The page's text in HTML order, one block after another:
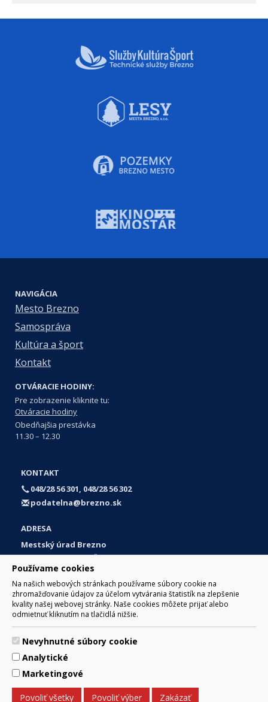
Používame cookies
Na našich webových stránkach používame súbory cookie na
zhromažďovanie údajov za účelom vytvárania štatistík na zlepšenie
kvality našej webovej stránky. Naše cookies môžete prijať alebo
odmietnuť kliknutím na tlačidlá nižšie.
Nevyhnutné súbory cookie
Analytické
Marketingové
Povoliť všetky Povoliť výber Zakázať
NAVIGÁCIA
Mesto Brezno
Samospráva
Kultúra a šport
Kontakt
OTVÁRACIE HODINY:
Pre zobrazenie kliknite tu:
Otváracie hodiny
Obedňajšia prestávka
11.30 – 12.30
KONTAKT
048/28 56 301, 048/28 56 302
podatelna@brezno.sk
ADRESA
Mestský úrad Brezno
Námestie gen. M. R. Štefánika 1
977 01 Brezno
Slovakia (Slovak Republic)
© 2017 Mesto Brezno, Námestie gen. M. R. Štefánika 1, Brezno
977 01 Tel.: 048/28 56 301, 048/28 56 302 Email:
Za obsah zodpovedá Mesto Brezno. Technický prevádzkovateľ:
Arrabella, s.r.o. , Pod Donátom 12/136 Žiar nad Hronom 965 01